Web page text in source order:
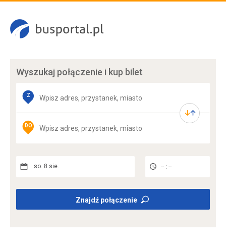
Wyszukaj połączenie i kup bilet
Z
DO
so. 8 sie. -- : --
Znajdź połączenie